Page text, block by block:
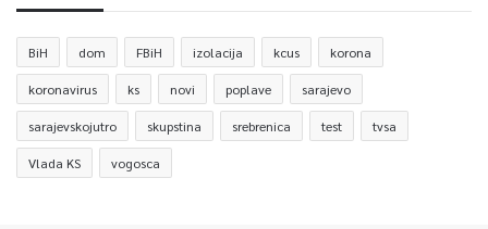
BiH dom FBiH izolacija kcus korona
koronavirus ks novi poplave sarajevo
sarajevskojutro skupstina srebrenica test tvsa
Vlada KS vogosca